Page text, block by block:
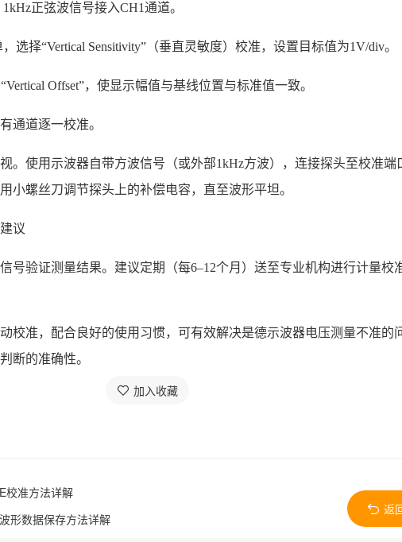
正弦波信号接入CH1通道。
，选择“Vertical Sensitivity”（垂直灵敏度）校准，设置目标值为1V/div。
Offset”，使显示幅值与基线位置与标准值一致。
通道逐一校准。
。使用示波器自带方波信号（或外部1kHz方波），连接探头至校准端
小螺丝刀调节探头上的补偿电容，直至波形平坦。
议
号验证测量结果。建议定期（每6–12个月）送至专业机构进行计量校
校准，配合良好的使用习惯，可有效解决是德示波器电压测量不准的
断的准确性。
加入收藏
校准方法详解
形数据保存方法详解
返